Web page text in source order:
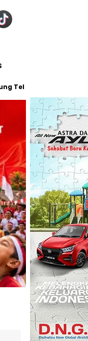
Keterkaitan 7